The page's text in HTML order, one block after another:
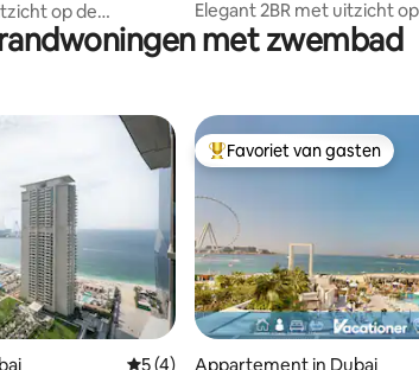
op de
uitgeruste 1-
Elegant 2BR met uitzicht
jachthaven bij FIVE Palm
met zwembad
Gemiddelde beoordeling van 5 op
5 (4)
Topfavoriet van gasten
Favoriet van gasten
Appartement in Dubai